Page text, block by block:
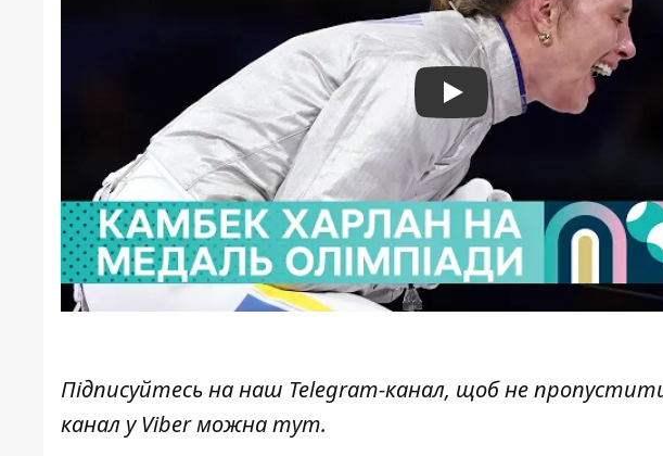
Play
Підписуйтесь на наш Telegram-канал, щоб не
канал у Viber можнатут.